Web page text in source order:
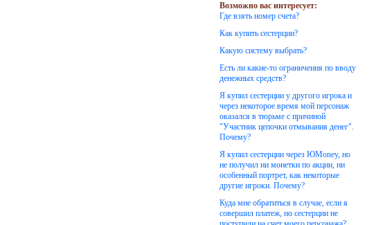
Возможно вас интересует:
Где взять номер счета?
Как купить сестерции?
Какую систему выбрать?
Есть ли какие-то ограничения по вводу
денежных средств?
Я купил сестерции у другого игрока и
через некоторое время мой персонаж
оказался в тюрьме с причиной
"Участник цепочки отмывания денег".
Почему?
Я купил сестерции через ЮMoney, но
не получил ни монетки по акции, ни
особенный портрет, как некоторые
другие игроки. Почему?
Куда мне обратиться в случае, если я
совершил платеж, но сестерции не